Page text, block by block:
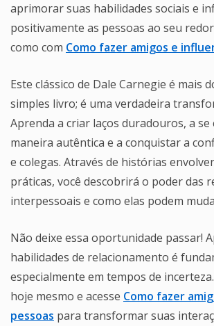
aprimorar suas habilidades sociais e
positivamente as pessoas ao seu
como com Como fazer amigos e
Este clássico de Dale Carnegie é mais
simples livro; é uma verdadeira
Aprenda a criar laços duradouros, a se
maneira autêntica e a conquistar a
e colegas. Através de histórias
práticas, você descobrirá o poder das
interpessoais e como elas podem
Não deixe essa oportunidade passar!
habilidades de relacionamento é
especialmente em tempos de
hoje mesmo e acesse Como fazer
pessoas para transformar suas